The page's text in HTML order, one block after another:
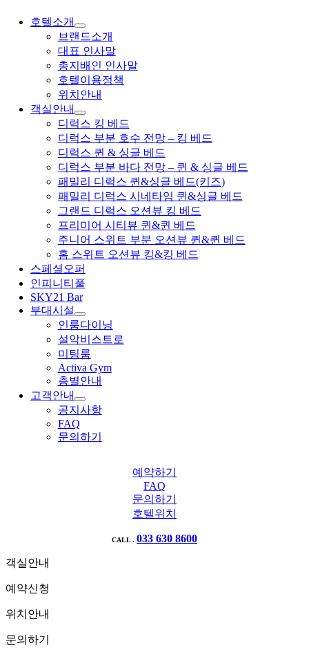
호텔소개
브랜드소개
대표 인사말
총지배인 인사말
호텔이용정책
위치안내
객실안내
디럭스 킹 베드
디럭스 부분 호수 전망 – 킹 베드
디럭스 퀸 & 싱글 베드
디럭스 부분 바다 전망 – 퀸 & 싱글 베드
패밀리 디럭스 퀸&싱글 베드(키즈)
패밀리 디럭스 시네타임 퀸&싱글 베드
그랜드 디럭스 오션뷰 킹 베드
프리미어 시티뷰 퀸&퀸 베드
주니어 스위트 부분 오션뷰 퀸&퀸 베드
홈 스위트 오션뷰 킹&킹 베드
스페셜오퍼
인피니티풀
SKY21 Bar
부대시설
인룸다이닝
설악비스트로
미팅룸
Activa Gym
층별안내
고객안내
공지사항
FAQ
문의하기
예약하기
FAQ
문의하기
호텔위치
CALL . 033 630 8600
객실안내
예약신청
위치안내
문의하기